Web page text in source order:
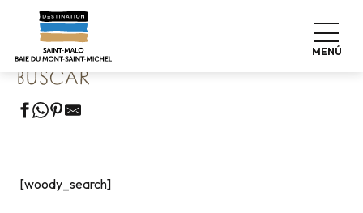
contenu
principal
MENÚ
Home Buscar
BUSCAR
[woody_search]